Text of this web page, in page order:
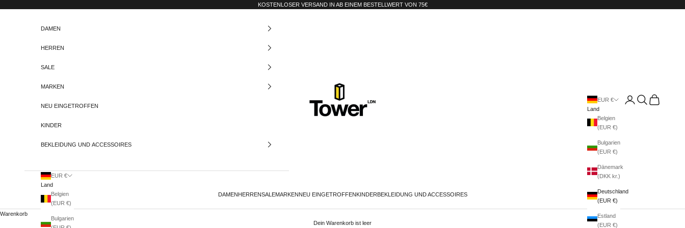
KOSTENLOSER VERSAND IN AB EINEM BESTELLWERT VON 75€
Tower-London.De
DAMEN HERRENSALEMARKEN NEU EINGETROFFEN KINDER BEKLEIDUNG UND ACCESSOIRES
EUR €
Land
Belgien
(EUR €)
Bulgarien
(EUR €)
Dänemark
(DKK kr.)
Deutschland
(EUR €)
Estland
(EUR €)
AnmeldenSuchenWarenkorb
DAMEN
HERREN
SALE
MARKEN
NEU EINGETROFFEN
KINDER
BEKLEIDUNG UND ACCESSOIRES
EUR €
Land
Belgien
(EUR €)
Bulgarien
Warenkorb
Dein Warenkorb ist leer